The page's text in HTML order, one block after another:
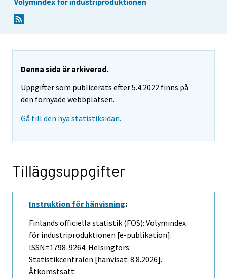
Denna sida är arkiverad.
Uppgifter som publicerats efter 5.4.2022 finns på
den förnyade webbplatsen.
Gå till den nya statistiksidan.
Tilläggsuppgifter
Instruktion för hänvisning:
Finlands officiella statistik (FOS): Volymindex
för industriproduktionen [e-publikation].
ISSN=1798-9264. Helsingfors:
Statistikcentralen [hänvisat: 8.8.2026].
Åtkomstsätt: